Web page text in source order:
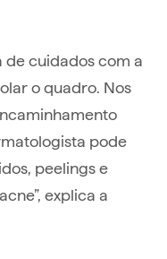
de cuidados com a
o quadro. Nos
pode
peelings e
explica a